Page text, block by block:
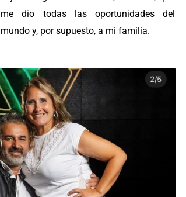
me dio todas las oportunidades del
mundo y, por supuesto, a mi familia.